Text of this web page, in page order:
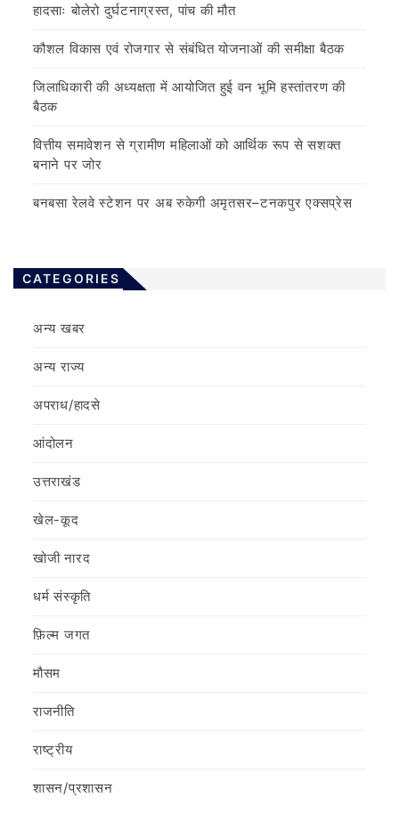
हादसाः बोलेरो दुर्घटनाग्रस्त, पांच की मौत
कौशल विकास एवं रोजगार से संबंधित योजनाओं की समीक्षा बैठक
जिलाधिकारी की अध्यक्षता में आयोजित हुई वन भूमि हस्तांतरण की
बैठक
वित्तीय समावेशन से ग्रामीण महिलाओं को आर्थिक रूप से सशक्त
बनाने पर जोर
बनबसा रेलवे स्टेशन पर अब रुकेगी अमृतसर–टनकपुर एक्सप्रेस
CATEGORIES
अन्य खबर
अन्य राज्य
अपराध/हादसे
आंदोलन
उत्तराखंड
खेल-कूद
खोजी नारद
धर्म संस्कृति
फ़िल्‍म जगत
मौसम
राजनीति
राष्ट्रीय
शासन/प्रशासन